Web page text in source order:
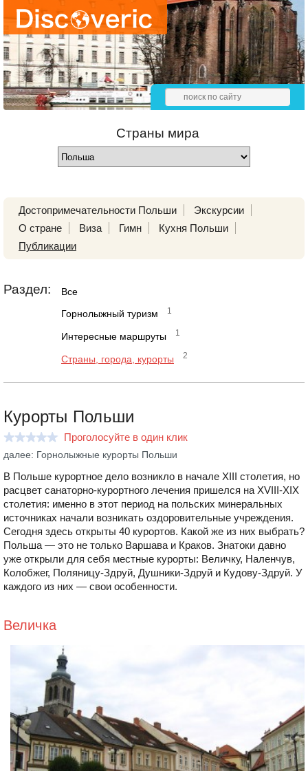
Страны мира
Достопримечательности Польши
Экскурсии
О стране
Виза Гимн
Кухня Польши
Публикации
Раздел: Все
Горнолыжный туризм 1
Интересные маршруты 1
Страны, города, курорты 2
Курорты Польши
Проголосуйте в один клик
далее: Горнолыжные курорты Польши
В Польше курортное дело возникло в начале XIII столетия, но
расцвет санаторно-курортного лечения пришелся на XVIII-XIX
столетия: именно в этот период на польских минеральных
источниках начали возникать оздоровительные учреждения.
Сегодня здесь открыты 40 курортов. Какой же из них выбрать?
Польша — это не только Варшава и Краков. Знатоки давно
уже открыли для себя местные курорты: Величку, Наленчув,
Колобжег, Поляницу-Здруй, Душники-Здруй и Кудову-Здруй. У
каждого из них — свои особенности.
Величка